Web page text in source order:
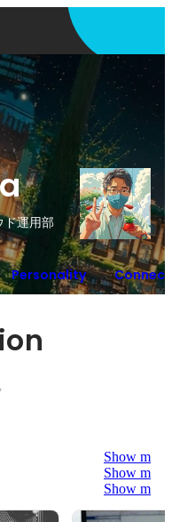
ド運用部
Personality
Show more
Show more
Show more